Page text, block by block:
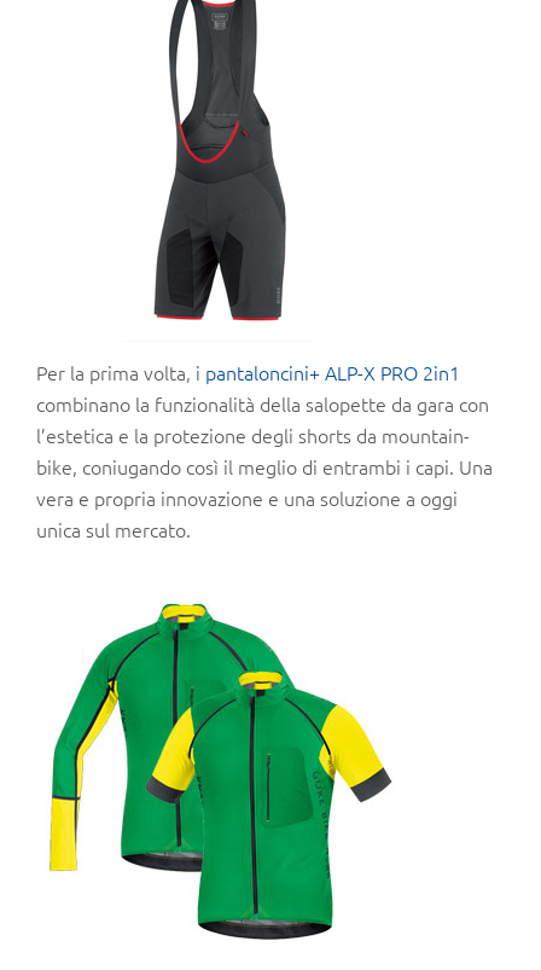
Per la prima volta, i pantaloncini+ ALP-X PRO 2in1
combinano la funzionalità della salopette da gara con
l’estetica e la protezione degli shorts da mountain-
bike, coniugando così il meglio di entrambi i capi. Una
vera e propria innovazione e una soluzione a oggi
unica sul mercato.